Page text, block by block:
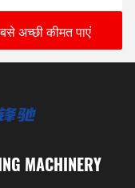
कागज खिला
अच्छी कीमत पाएं
MACHINERY